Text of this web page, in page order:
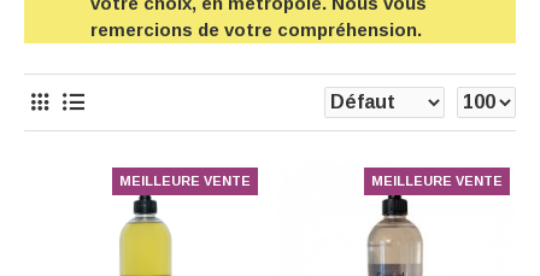
remercions de votre compréhension.
MEILLEURE VENTE MEILLEURE VENTE